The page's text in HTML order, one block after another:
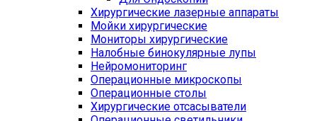
Хирургические лазерные аппараты
Мойки хирургические
Мониторы хирургические
Налобные бинокулярные лупы
Нейромониторинг
Операционные микроскопы
Операционные столы
Хирургические отсасыватели